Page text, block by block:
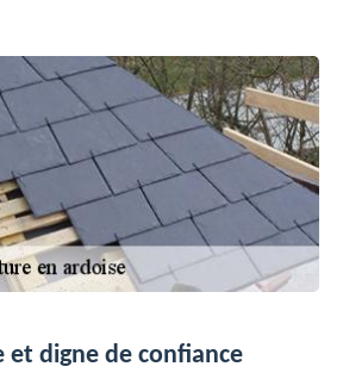
et digne de confiance